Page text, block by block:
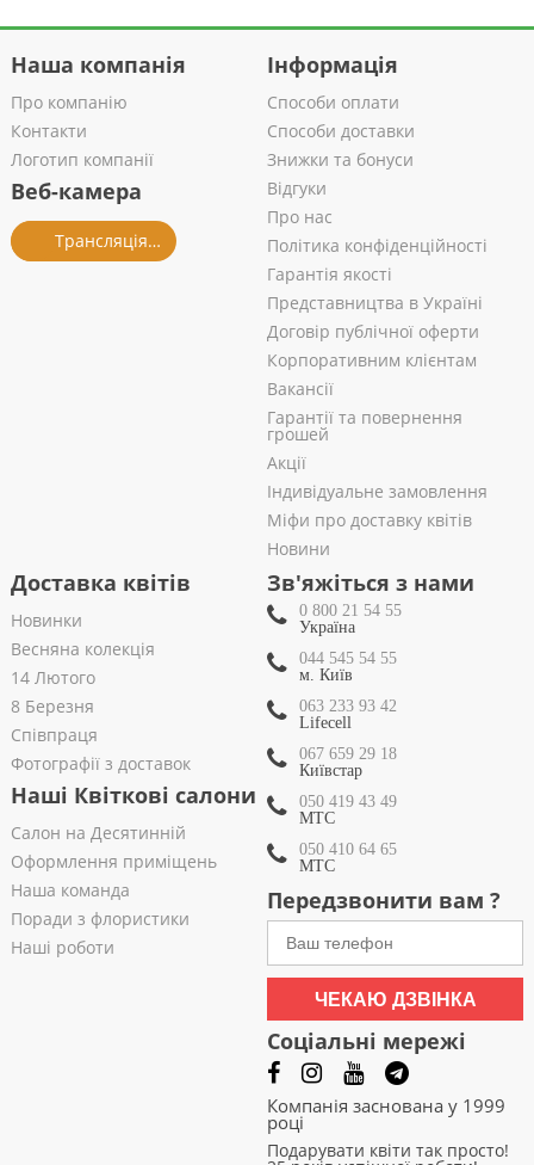
Наша компанія
Про компанію
Контакти
Логотип компанії
Веб-камера
Трансляція із салону
Інформація
Способи оплати
Способи доставки
Знижки та бонуси
Відгуки
Про нас
Політика конфіденційності
Гарантія якості
Представництва в Україні
Договір публічної оферти
Корпоративним клієнтам
Вакансії
Гарантії та повернення
грошей
Акції
Індивідуальне замовлення
Міфи про доставку квітів
Новини
Доставка квітів
Новинки
Весняна колекція
14 Лютого
8 Березня
Співпраця
Фотографії з доставок
Наші Квіткові салони
Салон на Десятинній
Оформлення приміщень
Наша команда
Поради з флористики
Наші роботи
Зв'яжіться з нами
0 800 21 54 55
Україна
044 545 54 55
м. Київ
063 233 93 42
Lifecell
067 659 29 18
Київстар
050 419 43 49
МТС
050 410 64 65
МТС
Передзвонити вам ?
ЧЕКАЮ ДЗВІНКА
Соціальні мережі
Компанія заснована у 1999
році
Подарувати квіти так просто!